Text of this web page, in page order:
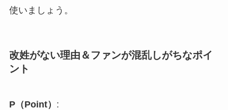
使いましょう。
改姓がない理由＆ファンが混乱しがちなポイ
ント
P（Point） :